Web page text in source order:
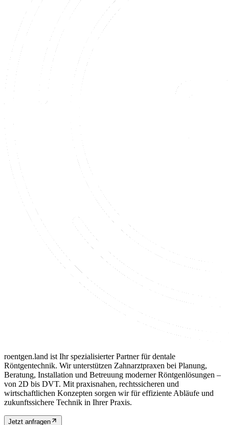
roentgen.land ist Ihr spezialisierter Partner für dentale
Röntgentechnik. Wir unterstützen Zahnarztpraxen bei Planung,
Beratung, Installation und Betreuung moderner Röntgenlösungen –
von 2D bis DVT. Mit praxisnahen, rechtssicheren und
wirtschaftlichen Konzepten sorgen wir für effiziente Abläufe und
zukunftssichere Technik in Ihrer Praxis.
Jetzt anfragen